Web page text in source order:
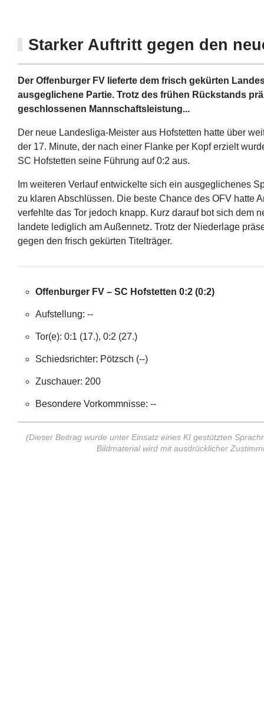
Starker Auftritt gegen den
Der Offenburger FV lieferte dem frisch gekürten
ausgeglichene Partie. Trotz des frühen Rückstands
geschlossenen Mannschaftsleistung...
Der neue Landesliga-Meister aus Hofstetten hatte über
der 17. Minute, der nach einer Flanke per Kopf erzielt
SC Hofstetten seine Führung auf 0:2 aus.
Im weiteren Verlauf entwickelte sich ein ausgeglichenes
zu klaren Abschlüssen. Die beste Chance des OFV hatte
verfehlte das Tor jedoch knapp. Kurz darauf bot sich dem
landete lediglich am Außennetz. Trotz der Niederlage
gegen den frisch gekürten Titelträger.
Offenburger FV – SC Hofstetten 0:2 (0:2)
Aufstellung: --
Tor(e): 0:1 (17.), 0:2 (27.)
Schiedsrichter: Pötzsch (--)
Zuschauer: 200
Besondere Vorkommnisse: --
(Dieser Beitrag wurde unter Einsatz eines KI gestützten
Bildmaterial wird mit ausdrücklicher